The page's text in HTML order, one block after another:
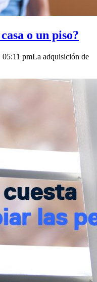
o un piso?
pmLa adquisición de